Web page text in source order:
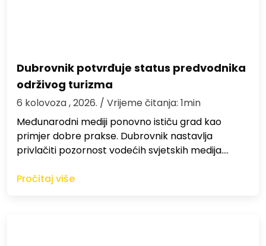
Dubrovnik potvrđuje status predvodnika
održivog turizma
6 kolovoza , 2026. / Vrijeme čitanja: 1min
Međunarodni mediji ponovno ističu grad kao
primjer dobre prakse. Dubrovnik nastavlja
privlačiti pozornost vodećih svjetskih medija.…
Pročitaj više